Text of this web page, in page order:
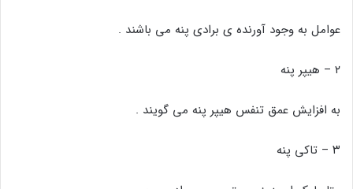
عوامل به وجود آورنده ی برادی پنه می باشند .
۲ – هیپر پنه
به افزایش عمق تنفس هیپر پنه می گویند .
۳ – تاکی پنه